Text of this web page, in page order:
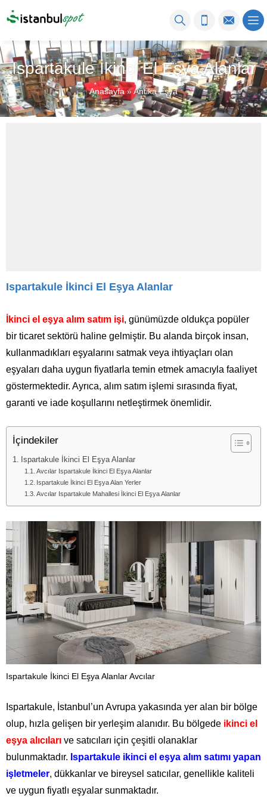
Ispartakule İkinci El Eşya Alanlar
Anasayfa»Antika Eşya
Ispartakule İkinci El Eşya Alanlar
İkinci el eşya alım satım işi, günümüzde oldukça popüler
bir ticaret sektörü haline gelmiştir. Bu alanda birçok insan,
kullanmadıkları eşyalarını satmak veya ihtiyaçları olan
eşyaları daha uygun fiyatlarla temin etmek amacıyla faaliyet
göstermektedir. Ayrıca, alım satım işlemi sırasında fiyat,
garanti ve iade koşullarını netleştirmek önemlidir.
İçindekiler
Ispartakule İkinci El Eşya Alanlar
Avcılar Ispartakule İkinci El Eşya Alanlar
Ispartakule İkinci El Eşya Alan Yerler
Avcılar Ispartakule Mahallesi İkinci El Eşya Alanlar
Ispartakule İkinci El Eşya Alanlar Avcılar
Ispartakule, İstanbul’un Avrupa yakasında yer alan bir bölge
olup, hızla gelişen bir yerleşim alanıdır. Bu bölgede ikinci el
eşya alıcıları ve satıcıları için çeşitli olanaklar
bulunmaktadır. Ispartakule ikinci el eşya alım satımı yapan
işletmeler, dükkanlar ve bireysel satıcılar, genellikle kaliteli
ve uygun fiyatlı eşyalar sunmaktadır.